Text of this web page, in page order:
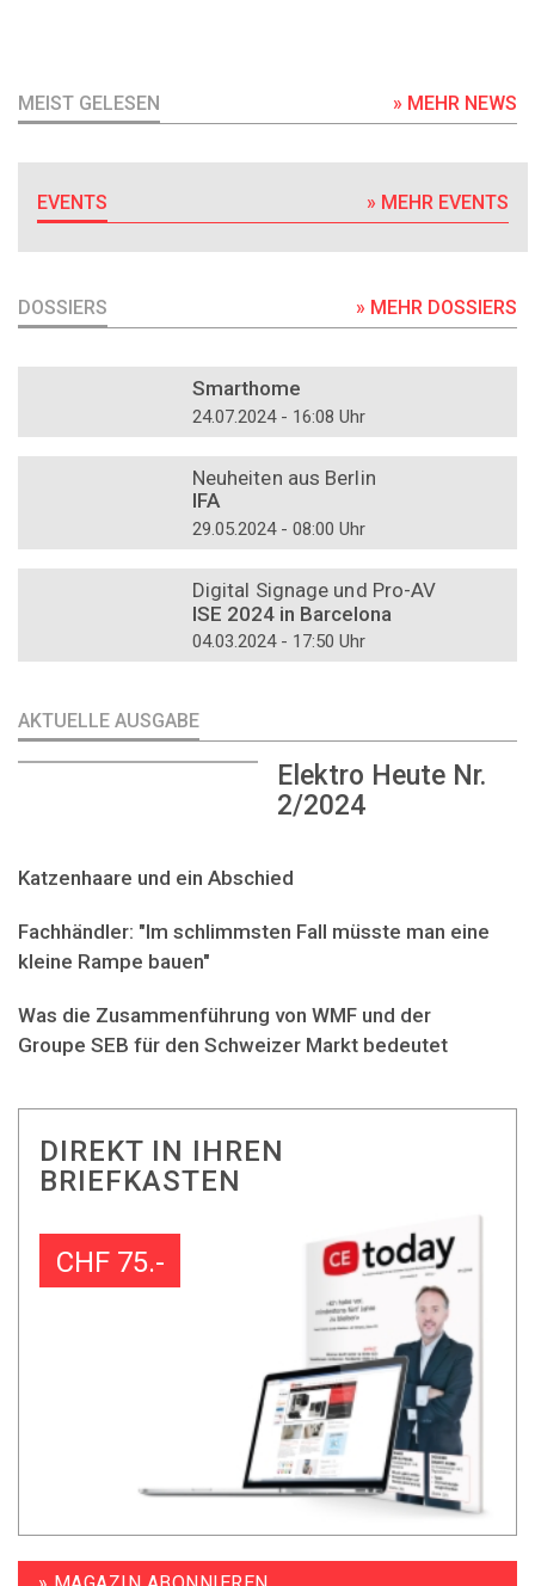
MEIST GELESEN » MEHR NEWS
EVENTS » MEHR EVENTS
DOSSIERS » MEHR DOSSIERS
Smarthome
24.07.2024 - 16:08 Uhr
Neuheiten aus Berlin
IFA
29.05.2024 - 08:00 Uhr
Digital Signage und Pro-AV
ISE 2024 in Barcelona
04.03.2024 - 17:50 Uhr
AKTUELLE AUSGABE
Elektro Heute Nr.
2/2024
Katzenhaare und ein Abschied
Fachhändler: "Im schlimmsten Fall müsste man eine
kleine Rampe bauen"
Was die Zusammenführung von WMF und der
Groupe SEB für den Schweizer Markt bedeutet
DIREKT IN IHREN
BRIEFKASTEN
CHF 75.-